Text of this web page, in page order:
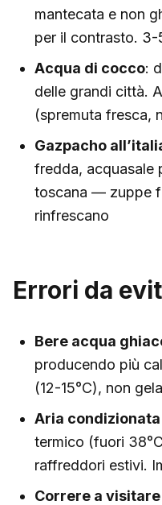
mantecata e non
per il contrasto.
Acqua di cocco:
delle grandi città.
(spremuta fresca,
Gazpacho
fredda, acquasale
toscana — zuppe
rinfrescano
Errori da
Bere acqua
producendo più
(12-15°C), non
Aria
termico (fuori
raffreddori estivi.
Correre a